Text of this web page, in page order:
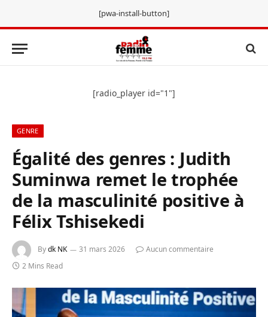
[pwa-install-button]
[radio_player id="1"]
GENRE
Égalité des genres : Judith
Suminwa remet le trophée
de la masculinité positive à
Félix Tshisekedi
Bydk NK 31 mars 2026
Aucun commentaire
2 Mins Read